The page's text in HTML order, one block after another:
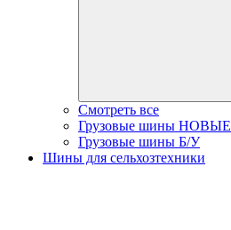
Смотреть все
Грузовые шины НОВЫЕ
Грузовые шины Б/У
Шины для сельхозтехники